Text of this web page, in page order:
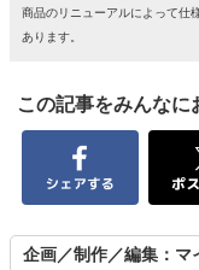
商品のリニューアルによって仕
あります。
この記事をみんなに
企画／制作／編集：マ